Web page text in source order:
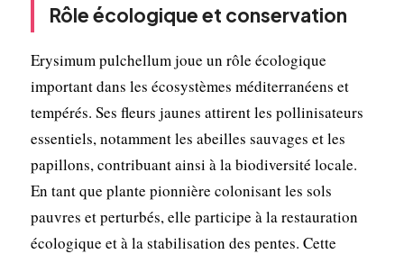
Rôle écologique et conservation
Erysimum pulchellum joue un rôle écologique
important dans les écosystèmes méditerranéens et
tempérés. Ses fleurs jaunes attirent les pollinisateurs
essentiels, notamment les abeilles sauvages et les
papillons, contribuant ainsi à la biodiversité locale.
En tant que plante pionnière colonisant les sols
pauvres et perturbés, elle participe à la restauration
écologique et à la stabilisation des pentes. Cette